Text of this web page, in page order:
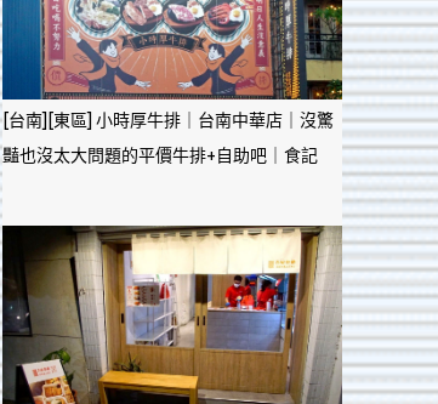
[台南][東區] 小時厚牛排｜台南中華店｜沒驚
豔也沒太大問題的平價牛排+自助吧｜食記